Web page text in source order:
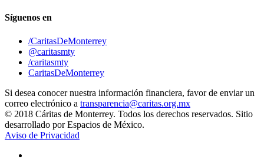
Síguenos en
/CaritasDeMonterrey
@caritasmty
/caritasmty
CaritasDeMonterrey
Si desea conocer nuestra información financiera, favor de enviar un
correo electrónico a transparencia@caritas.org.mx
© 2018 Cáritas de Monterrey. Todos los derechos reservados. Sitio
desarrollado por Espacios de México.
Aviso de Privacidad